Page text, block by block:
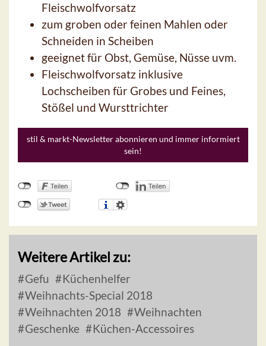
Fleischwolfvorsatz
zum groben oder feinen Mahlen oder
Schneiden in Scheiben
geeignet für Obst, Gemüse, Nüsse uvm.
Fleischwolfvorsatz inklusive
Lochscheiben für Grobes und Feines,
Stößel und Wursttrichter
stil & markt-Newsletter abonnieren und immer informiert
sein!
Weitere Artikel zu:
Gefu
Küchenhelfer
Weihnachts-Special 2018
Weihnachten 2018
Weihnachten
Geschenke
Küchen-Accessoires